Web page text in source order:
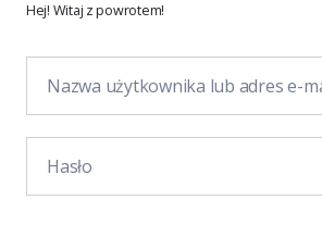
Hej! Witaj z powrotem!